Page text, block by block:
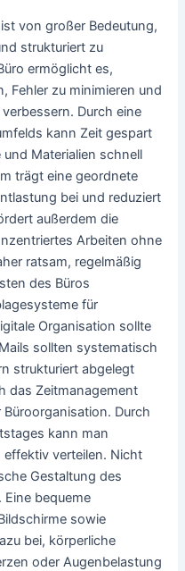
von großer Bedeutung,
strukturiert zu
ermöglicht es,
Fehler zu minimieren und
Durch eine
kann Zeit gespart
Materialien schnell
trägt eine geordnete
bei und reduziert
außerdem die
Arbeiten ohne
ratsam, regelmäßig
des Büros
für
Organisation sollte
sollten systematisch
strukturiert abgelegt
das Zeitmanagement
Durch
kann man
verteilen. Nicht
Gestaltung des
bequeme
sowie
bei, körperliche
oder Augenbelastung